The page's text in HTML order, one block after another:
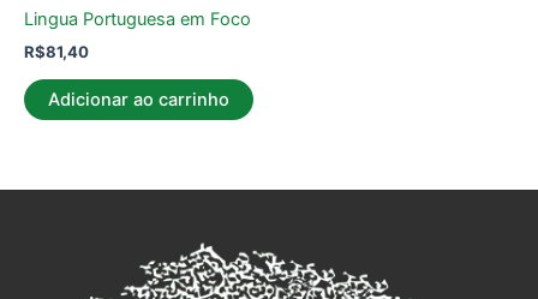
Lingua Portuguesa em Foco
R$81,40
Adicionar ao carrinho